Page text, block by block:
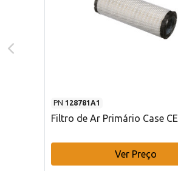
PN 128781A1
Filtro de Ar Primário Case CE
Ver Preço